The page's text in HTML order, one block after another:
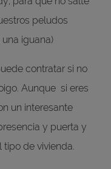
peludos
iguana)
contratar si no
Aunque si eres
un interesante
y puerta y
de vivienda.